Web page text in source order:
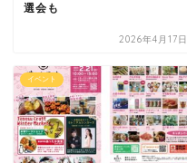
選会も
2026年4月17日
イベント